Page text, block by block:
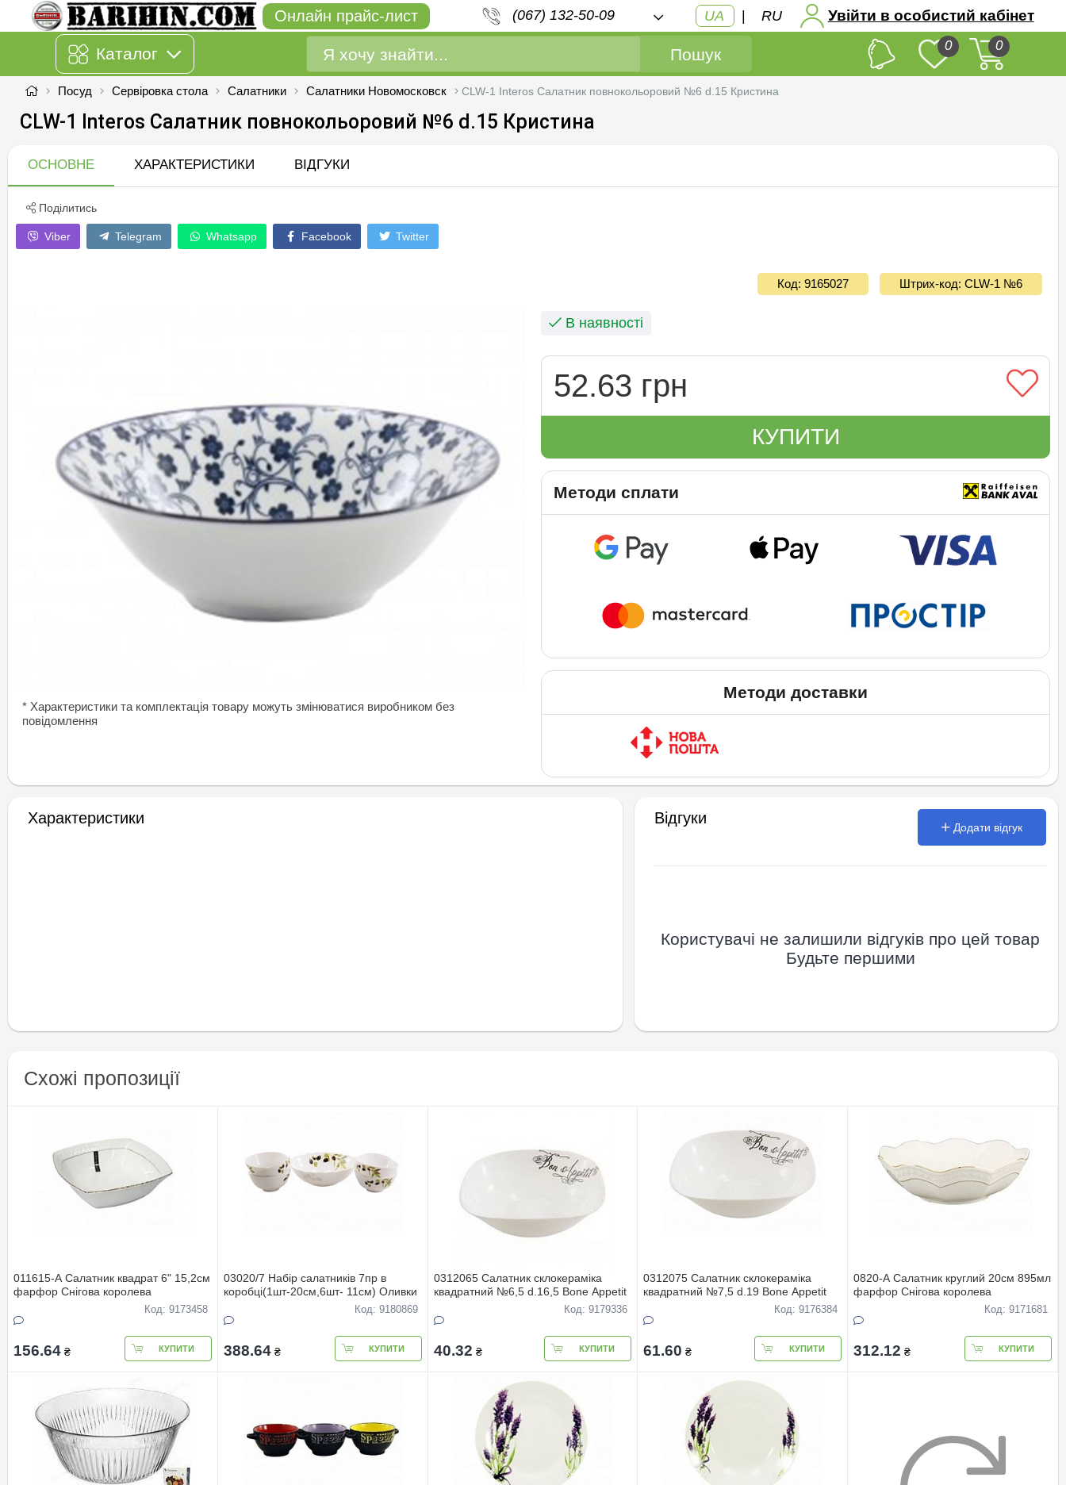
Онлайн прайс-лист (067) 132-50-09 UA | RU Увійти в особистий кабінет
Каталог Пошук 0 0
Посуд Сервіровка стола Салатники Салатники Новомосковск CLW-1 Interos Салатник повнокольоровий №6 d.15 Кристина
CLW-1 Interos Салатник повнокольоровий №6 d.15 Кристина
ОСНОВНЕ ХАРАКТЕРИСТИКИ ВІДГУКИ
Поділитись
Viber Telegram Whatsapp Facebook Twitter
* Характеристики та комплектація товару можуть змінюватися виробником без
повідомлення
Код: 9165027 Штрих-код: CLW-1 №6
В наявності
52.63 грн
КУПИТИ
Методи сплати
Методи доставки
Характеристики Відгуки
Додати відгук
Користувачі не залишили відгуків про цей товар
Будьте першими
Схожі пропозиції
011615-А Салатник квадрат 6" 15,2см
фарфор Снігова королева
Код: 9173458
156.64 ₴ КУПИТИ
03020/7 Набір салатників 7пр в
коробці(1шт-20см,6шт- 11см) Оливки
Код: 9180869
388.64 ₴ КУПИТИ
0312065 Салатник склокерамiка
квадратний №6,5 d.16,5 Bone Appetit
Код: 9179336
40.32 ₴ КУПИТИ
0312075 Салатник склокерамiка
квадратний №7,5 d.19 Bone Appetit
Код: 9176384
61.60 ₴ КУПИТИ
0820-А Салатник круглий 20см 895мл
фарфор Снігова королева
Код: 9171681
312.12 ₴ КУПИТИ